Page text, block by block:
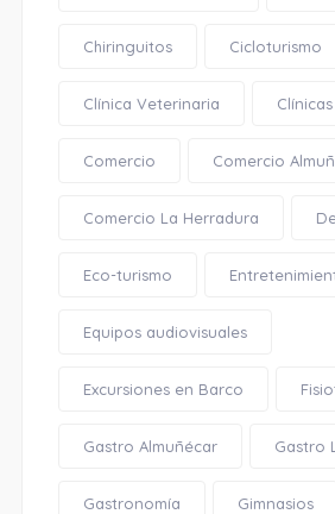
Chiringuitos Cicloturismo
Clínica Veterinaria Clínicas
Comercio Comercio
Comercio La Herradura
Eco-turismo
Equipos audiovisuales
Excursiones en Barco
Gastro Almuñécar Gastro
Gastronomía Gimnasios